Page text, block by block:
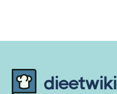
dieetwiki